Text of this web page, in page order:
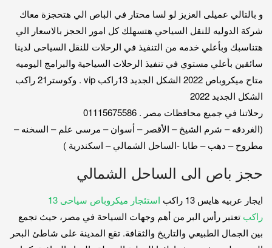
و بالتالي عميلى العزيز لو لسا محتار في الباص الي هتحجزة معاك
شركة الدوليه للنقل السياحي هتسهلك كل امور الحجز بالاسعار الي
هتناسبك وبأعلي خدمه من التنفيذ في الرحلات للنقل السياحى لدينا
سائقين بأعلي مستوي في تنفيذ الرحلات السياحية والبرامج اليوميه
متاح ميكروباص 2022 الشكل الجديد 13راكب vip . وكوستر21 راكب
الشكل الجديد 2022
رحلاتنا في جميع محافظات مصر . 01115675586
(الغردقه – شرم الشيخ – الأقصر – أسوان – مرسى علم – السخنه –
مطروح – دهب – طابا -الساحل الشمالي – اسكندرية )
حجز باص الى الساحل الشمالي
ايجار عربيه هايس 13 راكب
استئجار ميكروباص سياحى 13
راكب تعتبر رأس البر من أهم وجهات السياحة في مصر، حيث تجمع
بين الجمال الطبيعي والتاريخ والثقافة. تقع المدينة على شاطئ البحر